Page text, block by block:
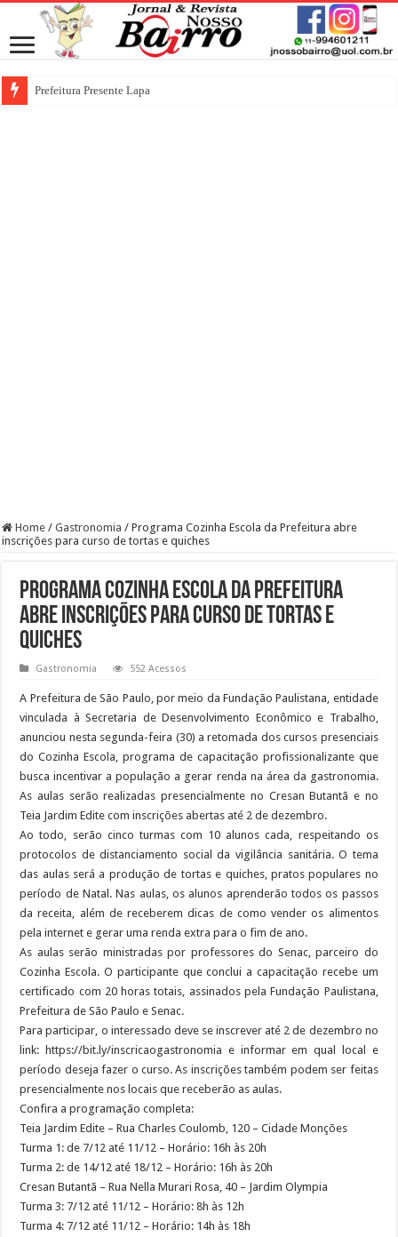
Prefeitura Presente Lapa
Home / Gastronomia / Programa Cozinha Escola da Prefeitura abre
inscrições para curso de tortas e quiches
Programa Cozinha Escola da Prefeitura
abre inscrições para curso de tortas e
quiches
Gastronomia 552 Acessos
A Prefeitura de São Paulo, por meio da Fundação Paulistana, entidade
vinculada à Secretaria de Desenvolvimento Econômico e Trabalho,
anunciou nesta segunda-feira (30) a retomada dos cursos presenciais
do Cozinha Escola, programa de capacitação profissionalizante que
busca incentivar a população a gerar renda na área da gastronomia.
As aulas serão realizadas presencialmente no Cresan Butantã e no
Teia Jardim Edite com inscrições abertas até 2 de dezembro.
Ao todo, serão cinco turmas com 10 alunos cada, respeitando os
protocolos de distanciamento social da vigilância sanitária. O tema
das aulas será a produção de tortas e quiches, pratos populares no
período de Natal. Nas aulas, os alunos aprenderão todos os passos
da receita, além de receberem dicas de como vender os alimentos
pela internet e gerar uma renda extra para o fim de ano.
As aulas serão ministradas por professores do Senac, parceiro do
Cozinha Escola. O participante que conclui a capacitação recebe um
certificado com 20 horas totais, assinados pela Fundação Paulistana,
Prefeitura de São Paulo e Senac.
Para participar, o interessado deve se inscrever até 2 de dezembro no
link: https://bit.ly/inscricaogastronomia e informar em qual local e
período deseja fazer o curso. As inscrições também podem ser feitas
presencialmente nos locais que receberão as aulas.
Confira a programação completa:
Teia Jardim Edite – Rua Charles Coulomb, 120 – Cidade Monções
Turma 1: de 7/12 até 11/12 – Horário: 16h às 20h
Turma 2: de 14/12 até 18/12 – Horário: 16h às 20h
Cresan Butantã – Rua Nella Murari Rosa, 40 – Jardim Olympia
Turma 3: 7/12 até 11/12 – Horário: 8h às 12h
Turma 4: 7/12 até 11/12 – Horário: 14h às 18h